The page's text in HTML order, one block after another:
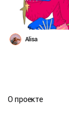
Alisa
О проекте